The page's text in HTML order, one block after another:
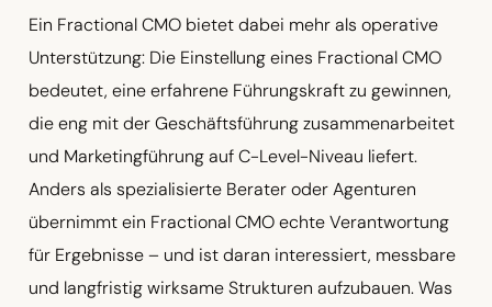
Ein Fractional CMO bietet dabei mehr als operative
Unterstützung: Die Einstellung eines Fractional CMO
bedeutet, eine erfahrene Führungskraft zu gewinnen,
die eng mit der Geschäftsführung zusammenarbeitet
und Marketingführung auf C-Level-Niveau liefert.
Anders als spezialisierte Berater oder Agenturen
übernimmt ein Fractional CMO echte Verantwortung
für Ergebnisse – und ist daran interessiert, messbare
und langfristig wirksame Strukturen aufzubauen. Was